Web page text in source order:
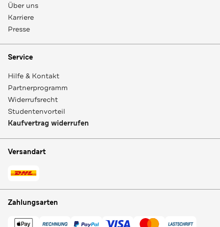
Über uns
Karriere
Presse
Service
Hilfe & Kontakt
Partnerprogramm
Widerrufsrecht
Studentenvorteil
Kaufvertrag widerrufen
Versandart
Zahlungsarten